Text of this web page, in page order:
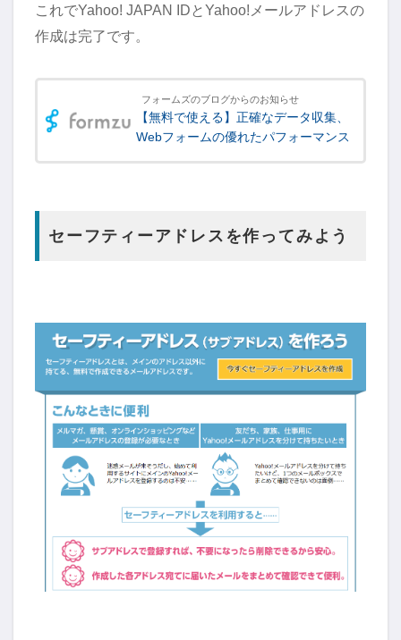
これでYahoo! JAPAN IDとYahoo!メールアドレスの
作成は完了です。
フォームズのブログからのお知らせ
【無料で使える】正確なデータ収集、
Webフォームの優れたパフォーマンス
セーフティーアドレスを作ってみよう